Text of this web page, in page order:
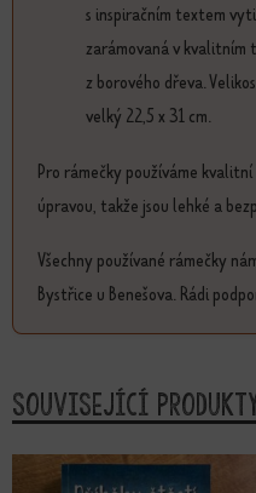
s inspiračním textem
zarámovaná v kvalitním
z borového dřeva.
velký 22,5 x 31 cm.
Pro rámečky používáme
úpravou, takže jsou lehké a
Všechny používané rámečky
Bystřice u Benešova. Rádi
Související